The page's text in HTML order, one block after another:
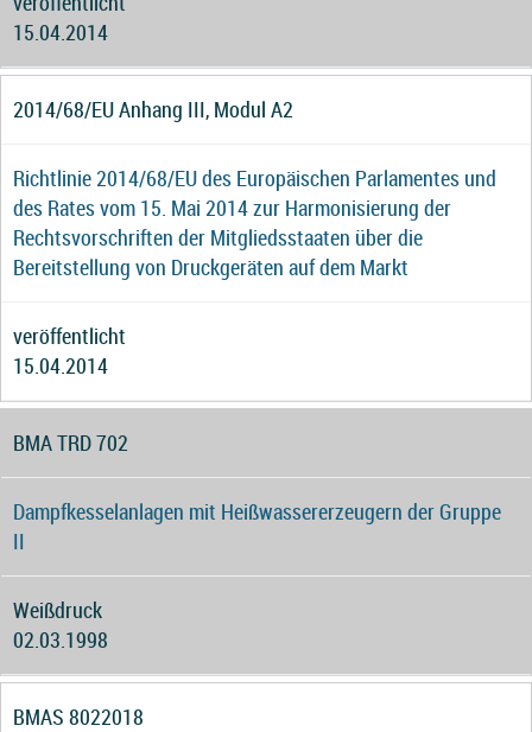
15.04.2014
2014/68/EU Anhang III, Modul A2
Richtlinie 2014/68/EU des Europäischen Parlamentes und
des Rates vom 15. Mai 2014 zur Harmonisierung der
Rechtsvorschriften der Mitgliedsstaaten über die
Bereitstellung von Druckgeräten auf dem Markt
veröffentlicht
15.04.2014
BMA TRD 702
Dampfkesselanlagen mit Heißwassererzeugern der Gruppe
II
Weißdruck
02.03.1998
BMAS 8022018